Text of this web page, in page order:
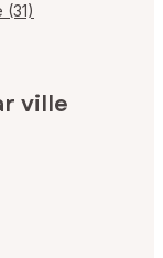
(31)
ville